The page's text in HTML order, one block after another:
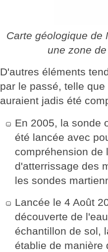
Carte géologique de
une zone
D'autres éléments
par le passé, telle
auraient jadis été
En 2005, la sonde
été lancée avec
compréhension de
d'atterrissage des
les sondes
Lancée le 4 Août
découverte de
échantillon de sol,
établie de manière